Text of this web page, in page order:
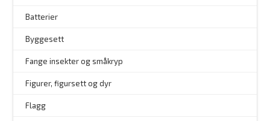
Batterier
Byggesett
Fange insekter og småkryp
Figurer, figursett og dyr
Flagg